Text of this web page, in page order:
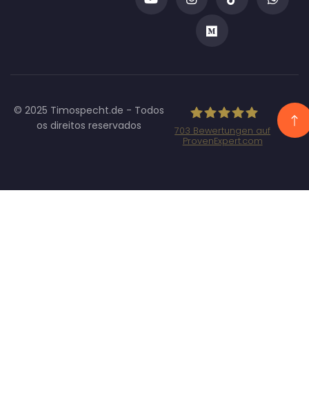
© 2025 Timospecht.de - Todos
os direitos reservados
Marketing GmbH
703 Bewertungen auf
ProvenExpert.com